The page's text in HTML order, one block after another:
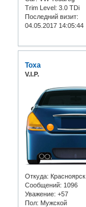
Trim Level: 3.0 TDi
Последний визит:
04.05.2017 14:05:44
Toxa
V.I.P.
Откуда: Красноярск
Сообщений: 1096
Уважение: +57
Пол: Мужской